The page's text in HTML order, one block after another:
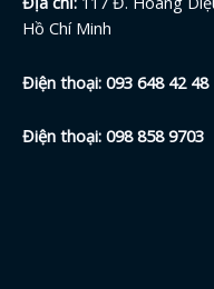
Hồ Chí Minh
Điện thoại: 093 648 42 48
Điện thoại: 098 858 9703